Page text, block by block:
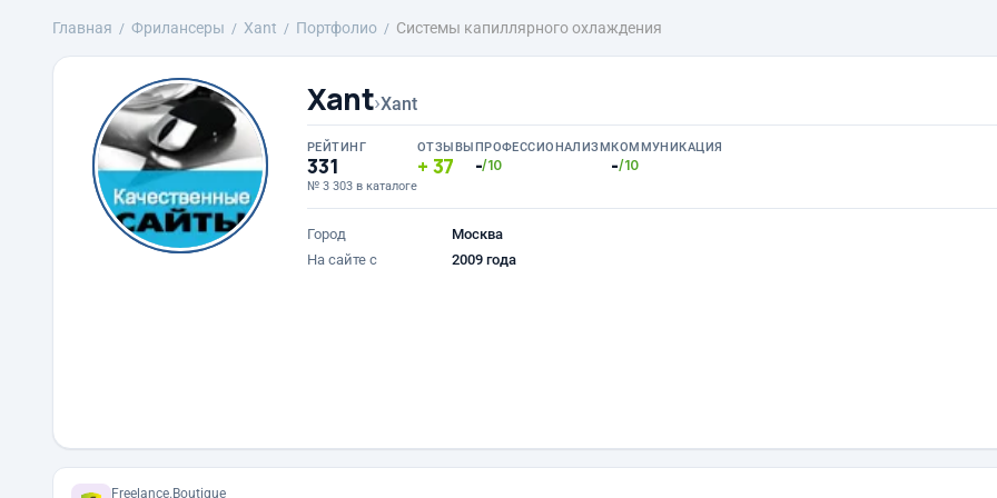
Главная Фрилансеры Xant Портфолио Системы капиллярного охлаждения
Xant›Xant
РЕЙТИНГ
331
№ 3 303 в каталоге
ОТЗЫВЫ
37
ПРОФЕССИОНАЛИЗМ
-/10
КОММУНИКАЦИЯ
-/10
Город
Москва
На сайте с
2009 года
Freelance.Boutique